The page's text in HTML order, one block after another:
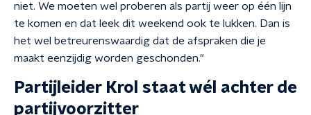
niet. We moeten wel proberen als partij weer op één lijn
te komen en dat leek dit weekend ook te lukken. Dan is
het wel betreurenswaardig dat de afspraken die je
maakt eenzijdig worden geschonden."
Partijleider Krol staat wél achter de
partijvoorzitter